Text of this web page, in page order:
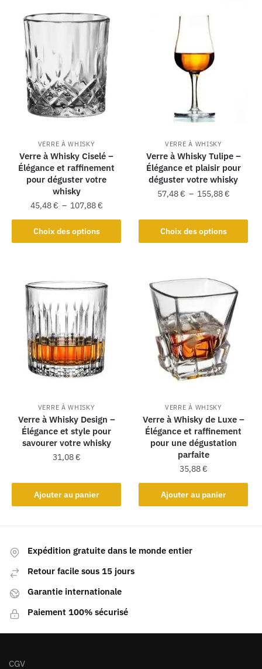
VERRE À WHISKY
Verre à Whisky Ciselé –
Élégance et raffinement
pour déguster votre
whisky
45,48€ – 107,88€
Choix des options
VERRE À WHISKY
Verre à Whisky Tulipe –
Élégance et plaisir pour
déguster votre whisky
57,48€ – 155,88€
Choix des options
VERRE À WHISKY
Verre à Whisky Design –
Élégance et style pour
savourer votre whisky
31,08€
Ajouter au panier
VERRE À WHISKY
Verre à Whisky de Luxe –
Élégance et raffinement
pour une dégustation
parfaite
35,88€
Ajouter au panier
Expédition gratuite dans le monde entier
Retour facile sous 15 jours
Garantie internationale
Paiement 100% sécurisé
CGV